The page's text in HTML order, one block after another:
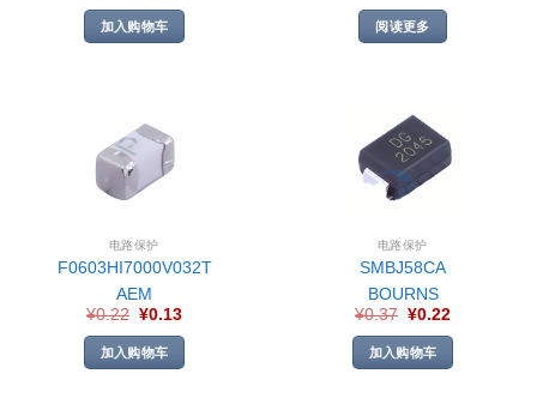
加入购物车 阅读更多
电路保护
F0603HI7000V032T
AEM
¥0.22 ¥0.13
加入购物车
电路保护
SMBJ58CA
BOURNS
¥0.37 ¥0.22
加入购物车